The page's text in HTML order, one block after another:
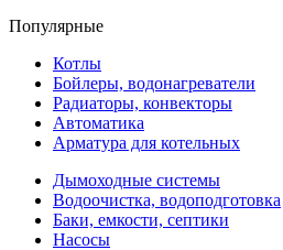
Популярные
Котлы
Бойлеры, водонагреватели
Радиаторы, конвекторы
Автоматика
Арматура для котельных
Дымоходные системы
Водоочистка, водоподготовка
Баки, емкости, септики
Насосы